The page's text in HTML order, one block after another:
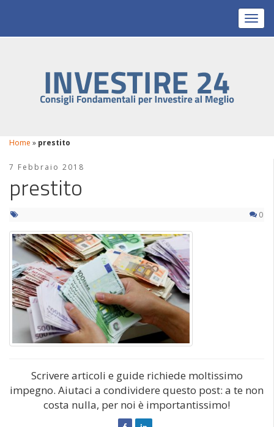
Home » prestito
7 Febbraio 2018
prestito
0
Scrivere articoli e guide richiede moltissimo
impegno. Aiutaci a condividere questo post: a te non
costa nulla, per noi è importantissimo!